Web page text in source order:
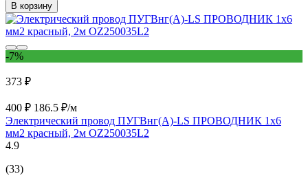
В корзину
-7%
373 ₽
400 ₽ 186.5 ₽/м
Электрический провод ПУГВнг(А)-LS ПРОВОДНИК 1x6
мм2 красный, 2м OZ250035L2
4.9
(33)